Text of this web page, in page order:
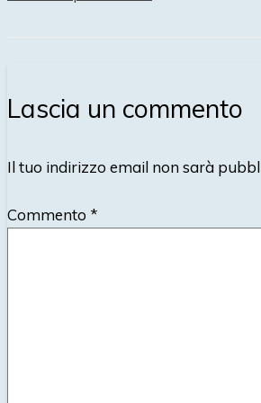
Lascia un commento
Il tuo indirizzo email non sarà
Commento *